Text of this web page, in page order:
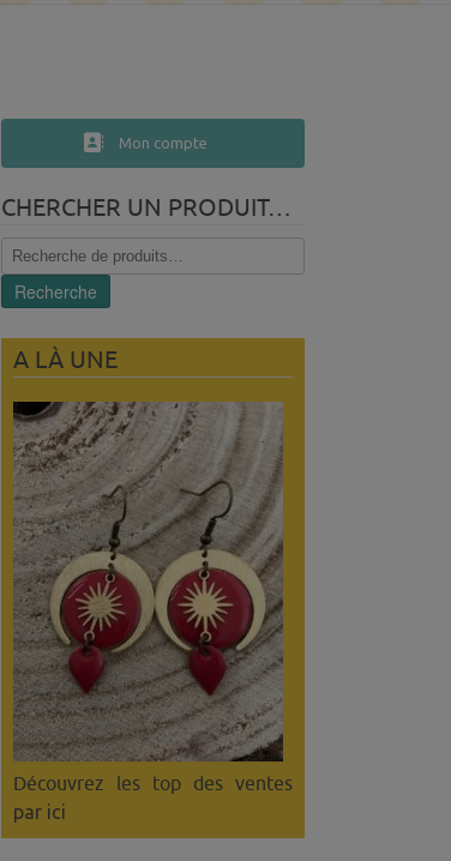
Mon compte
CHERCHER UN PRODUIT…
Recherche
pour :
Recherche
A LÀ UNE
Découvrez les top des ventes
par ici